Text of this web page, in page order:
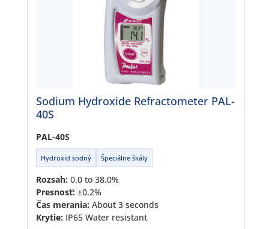
Sodium Hydroxide Refractometer PAL-
40S
PAL-40S
Hydroxid sodný Špeciálne škály
Rozsah: 0.0 to 38.0%
Presnosť: ±0.2%
Čas merania: About 3 seconds
Krytie: IP65 Water resistant